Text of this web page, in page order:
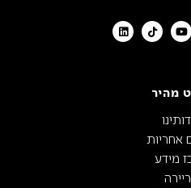
מהיר
אחריות
מידע